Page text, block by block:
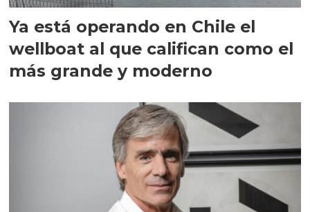
Ya está operando en Chile el
wellboat al que califican como el
más grande y moderno